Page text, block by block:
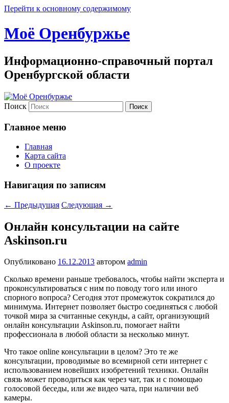
Перейти к основному содержимому
Моё Оренбуржье
Информационно-справочный портал
Оренбургской области
Поиск
Главное меню
Главная
Карта сайта
О проекте
Навигация по записям
← Предыдущая Следующая →
Онлайн консультации на сайте
Askinson.ru
Опубликовано 16.12.2013 автором admin
Сколько времени раньше требовалось, чтобы найти эксперта и
проконсультироваться с ним по поводу того или иного
спорного вопроса? Сегодня этот промежуток сократился до
минимума. Интернет позволяет быстро соединяться с любой
точкой мира за считанные секунды, а сайт, организующий
онлайн консультации Askinson.ru, помогает найти
профессионала в любой области за несколько минут.
Что такое online консультации в целом? Это те же
консультации, проводимые во всемирной сети интернет с
использованием новейших изобретений техники. Онлайн
связь может проводиться как через чат, так и с помощью
голосовой беседы, или же видео чата, при наличии веб
камеры.